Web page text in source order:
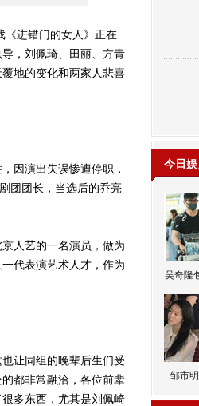
进错门的女人》正在
，刘佩琦、田丽、方青
地的变化和两家人悲喜
因演出失误惨遭停职，
团团长，当选后的乔亮
人艺的一名演员，做为
代表演艺术人才，作为
让同组的晚辈后生们受
都非常融洽，各位前辈
多东西，尤其是刘佩崎
今日
吴奇隆
邹市